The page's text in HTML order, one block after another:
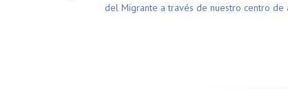
del Migrante a través de nuestro centro de